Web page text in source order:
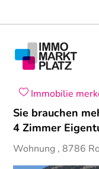
Immobilie
Sie brauchen
4 Zimmer
Wohnung , 8786